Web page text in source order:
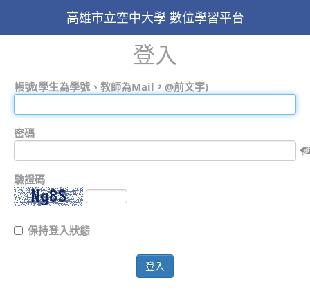
高雄市立空中大學 數位學習平台
登入
帳號(學生為學號、教師為Mail，@前文字)
密碼
驗證碼
保持登入狀態
登入